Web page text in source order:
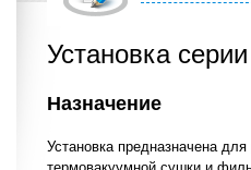
Установка
Назначение
Установка предназначена для